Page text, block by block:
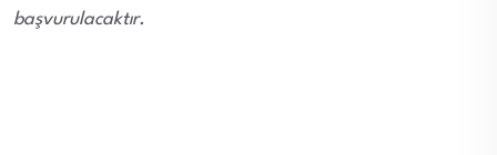
başvurulacaktır.